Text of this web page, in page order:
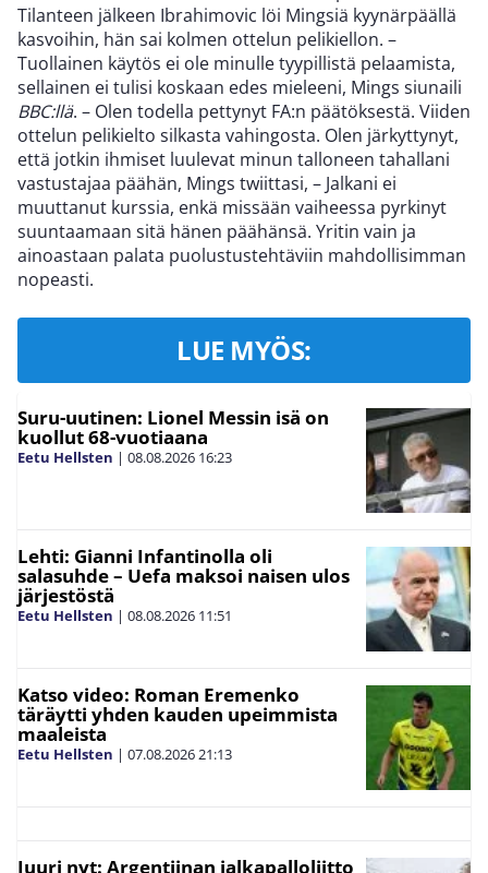
Tilanteen jälkeen Ibrahimovic löi Mingsiä kyynärpäällä
kasvoihin, hän sai kolmen ottelun pelikiellon. –
Tuollainen käytös ei ole minulle tyypillistä pelaamista,
sellainen ei tulisi koskaan edes mieleeni, Mings siunaili
BBC:llä. – Olen todella pettynyt FA:n päätöksestä. Viiden
ottelun pelikielto silkasta vahingosta. Olen järkyttynyt,
että jotkin ihmiset luulevat minun talloneen tahallani
vastustajaa päähän, Mings twiittasi, – Jalkani ei
muuttanut kurssia, enkä missään vaiheessa pyrkinyt
suuntaamaan sitä hänen päähänsä. Yritin vain ja
ainoastaan palata puolustustehtäviin mahdollisimman
nopeasti.
LUE MYÖS:
Suru-uutinen: Lionel Messin isä on
kuollut 68-vuotiaana
Eetu Hellsten | 08.08.2026 16:23
Lehti: Gianni Infantinolla oli
salasuhde – Uefa maksoi naisen ulos
järjestöstä
Eetu Hellsten | 08.08.2026 11:51
Katso video: Roman Eremenko
täräytti yhden kauden upeimmista
maaleista
Eetu Hellsten | 07.08.202621:13
Juuri nyt: Argentiinan jalkapalloliitto